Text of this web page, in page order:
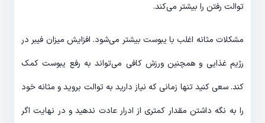
توالت رفتن را بیشتر می‌کند.
مشکلات مثانه اغلب با یبوست بیشتر می‌شود. افزایش میزان فیبر در
رژیم غذایی و همچنین ورزش کافی می‌تواند به رفع یبوست کمک
کند. سعی کنید تنها زمانی که نیاز دارید به توالت بروید و مثانه خود
را به نگه داشتن مقدار کمتری از ادرار عادت ندهید و در نهایت اگر